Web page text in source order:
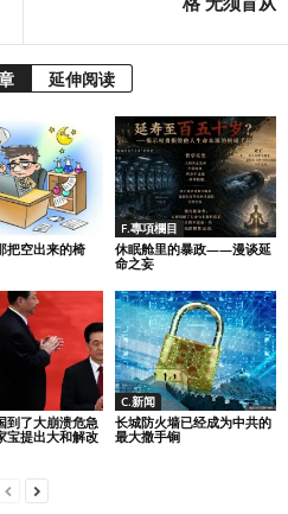
延伸阅读
把空出来的椅
F.專項欄目
休眠舱里的暴政——漫谈延
命之妄
到了大崩溃危急
宝提出大和解改
C.新闻
长城防火墙已经成为中共的
最大撒手锏